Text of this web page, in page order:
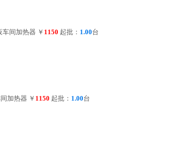
车间加热器 ￥ 1150 起批： 1.00台
加热器 ￥ 1150 起批： 1.00台